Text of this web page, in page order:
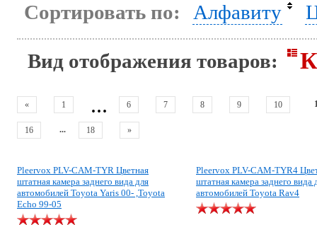
Сортировать по: Алфавиту
Вид отображения товаров:
« 1 ... 6 7 8 9 10
16 ... 18 »
Pleervox PLV-CAM-TYR Цветная
штатная камера заднего вида для
автомобилей Toyota Yaris 00- ,Toyota
Echo 99-05
Pleervox PLV-CAM-TYR4
штатная камера заднего вида
автомобилей Toyota Rav4